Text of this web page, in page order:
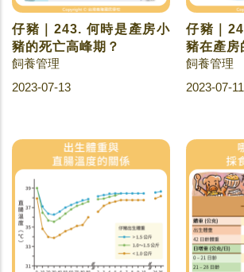
仔豬｜243. 何時是產房小
豬的死亡高峰期？
飼養管理
2023-07-13
仔豬｜
豬在產房
飼養管理
2023-07-11